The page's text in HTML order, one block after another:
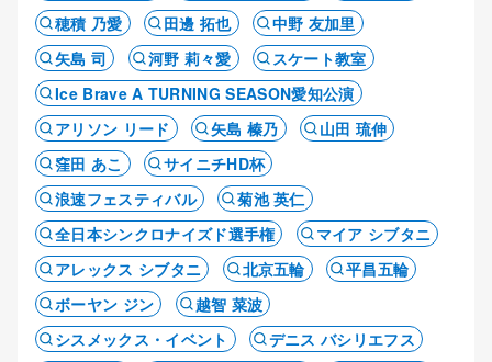
穂積 乃愛
田邊 拓也
中野 友加里
矢島 司
河野 莉々愛
スケート教室
Ice Brave A TURNING SEASON愛知公演
アリソン リード
矢島 榛乃
山田 琉伸
窪田 あこ
サイニチHD杯
浪速フェスティバル
菊池 英仁
全日本シンクロナイズド選手権
マイア シブタニ
アレックス シブタニ
北京五輪
平昌五輪
ボーヤン ジン
越智 菜波
シスメックス・イベント
デニス バシリエフス